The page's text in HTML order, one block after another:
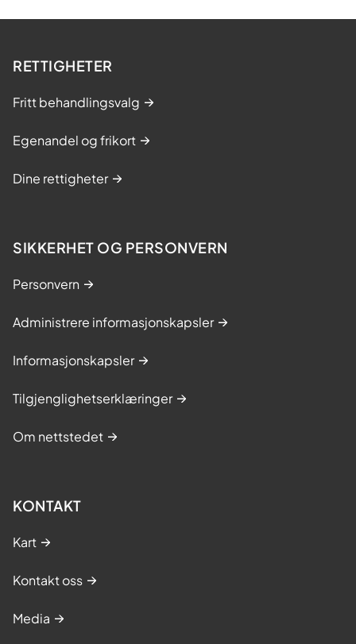
RETTIGHETER
Fritt behandlingsvalg
Egenandel og frikort
Dine rettigheter
SIKKERHET OG PERSONVERN
Personvern
Administrere informasjonskapsler
Informasjonskapsler
Tilgjenglighetserklæringer
Om nettstedet
KONTAKT
Kart
Kontakt oss
Media